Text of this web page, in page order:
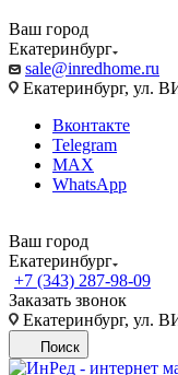
Ваш город
Екатеринбург
sale@inredhome.ru
Екатеринбург, ул.
Вконтакте
Telegram
MAX
WhatsApp
Ваш город
Екатеринбург
+7 (343) 287-98-09
Заказать звонок
Екатеринбург, ул.
Поиск